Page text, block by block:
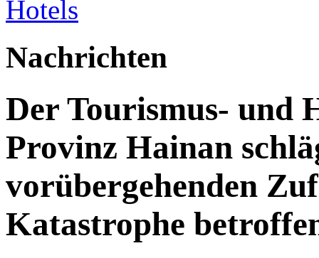
Nachrichten
Der Tourismus- und
Provinz Hainan
vorübergehenden
Katastrophe